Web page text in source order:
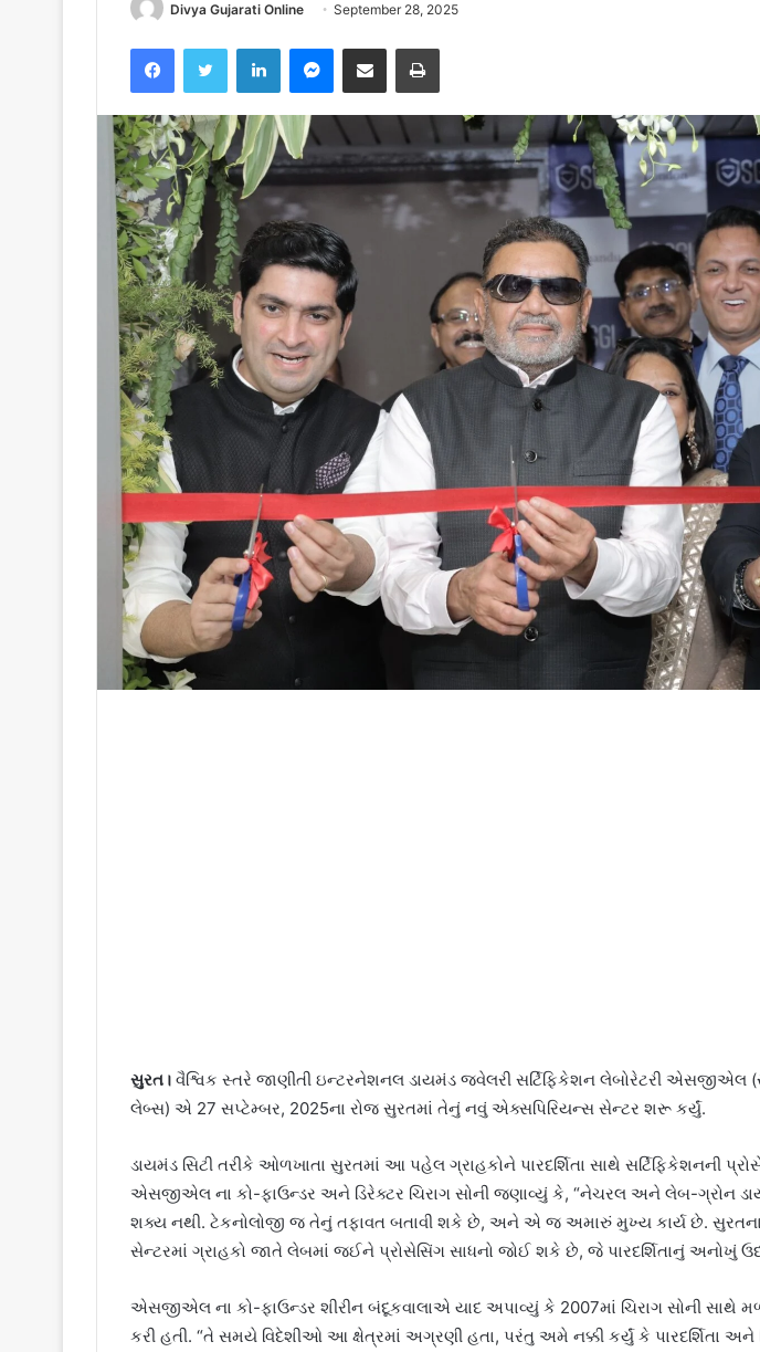
Divya Gujarati Online September 28, 2025
FacebookTwitter LinkedInMessenger
Share via Email Print
સુરત। વૈશ્વિક સ્તરે જાણીતી ઇન્ટરનેશનલ ડાયમંડ જ્વેલરી સર્ટિફિકેશન લેબોરેટરી એસજીએલ
લેબ્સ) એ 27 સપ્ટેમ્બર, 2025ના રોજ સુરતમાં તેનું નવું એક્સપિરિયન્સ સેન્ટર શરૂ કર્યું.
ડાયમંડ સિટી તરીકે ઓળખાતા સુરતમાં આ પહેલ ગ્રાહકોને પારદર્શિતા સાથે સર્ટિફિકેશનની
એસજીએલ ના કો-ફાઉન્ડર અને ડિરેક્ટર ચિરાગ સોની જણાવ્યું કે, “નેચરલ અને લેબ-ગ્રોન
શક્ય નથી. ટેકનોલોજી જ તેનું તફાવત બતાવી શકે છે, અને એ જ અમારું મુખ્ય કાર્ય છે.
સેન્ટરમાં ગ્રાહકો જાતે લેબમાં જઈને પ્રોસેસિંગ સાધનો જોઈ શકે છે, જે પારદર્શિતાનું અનોખું
એસજીએલ ના કો-ફાઉન્ડર શીરીન બંદૂકવાલાએ યાદ અપાવ્યું કે 2007માં ચિરાગ સોની
કરી હતી. “તે સમયે વિદેશીઓ આ ક્ષેત્રમાં અગ્રણી હતા, પરંતુ અમે નક્કી કર્યું કે પારદર્શિતા અને